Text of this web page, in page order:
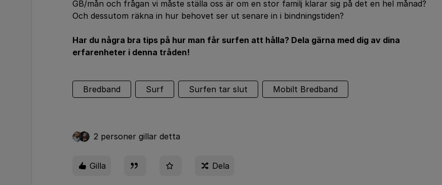
GB/mån och frågan vi måste ställa oss är om en stor familj klarar sig på det en hel månad?
Och dessutom räkna in hur behovet ser ut senare in i bindningstiden?
Har du några bra tips på hur man får surfen att hålla? Dela gärna med dig av dina
erfarenheter i denna tråden!
Bredband Surf Surfen tar slut Mobilt Bredband
2 personer gillar detta
Gilla Dela